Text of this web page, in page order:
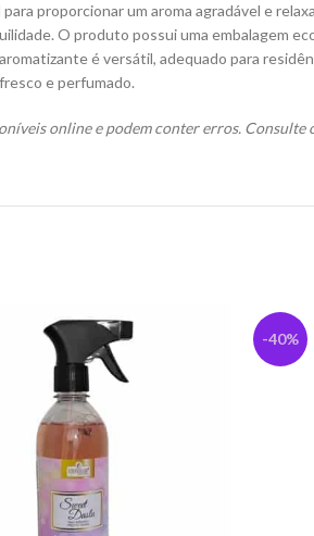
proporcionar um aroma agradável e
O produto possui uma embalagem
é versátil, adequado para
e perfumado.
online e podem conter erros.
-40%